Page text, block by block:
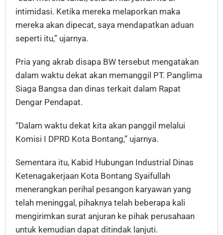
intimidasi. Ketika mereka melaporkan maka
mereka akan dipecat, saya mendapatkan aduan
seperti itu,” ujarnya.
Pria yang akrab disapa BW tersebut mengatakan
dalam waktu dekat akan memanggil PT. Panglima
Siaga Bangsa dan dinas terkait dalam Rapat
Dengar Pendapat.
“Dalam waktu dekat kita akan panggil melalui
Komisi I DPRD Kota Bontang,” ujarnya.
Sementara itu, Kabid Hubungan Industrial Dinas
Ketenagakerjaan Kota Bontang Syaifullah
menerangkan perihal pesangon karyawan yang
telah meninggal, pihaknya telah beberapa kali
mengirimkan surat anjuran ke pihak perusahaan
untuk kemudian dapat ditindak lanjuti.